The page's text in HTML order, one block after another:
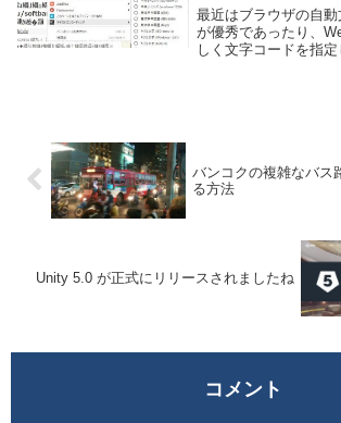
最近はブラウザの自
が優秀であったり、
しく文字コードを指定
字化けに遭遇する頻
は無いでしょうか。
バンコクの複雑なバス
る方法
Unity 5.0 が正式にリリースされましたね
コメント